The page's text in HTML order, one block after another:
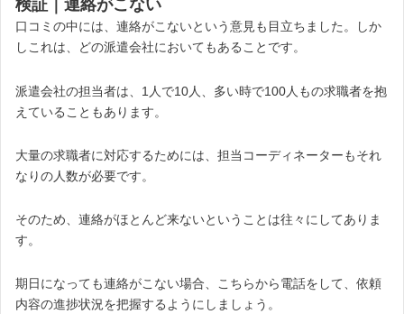
検証｜連絡がこない
口コミの中には、連絡がこないという意見も目立ちました。しか
しこれは、
どの派遣会社においてもあること です。
派遣会社の担当者は、1人で10人、多い時で100人もの求職者を抱
えていることもあります。
大量の求職者に対応するためには、担当コーディネーターもそれ
なりの人数が必要です。
そのため、連絡がほとんど来ないということは往々にしてありま
す。
期日になっても連絡がこない場合、こちらから電話をして、依頼
内容の進捗状況を把握するようにしましょう。